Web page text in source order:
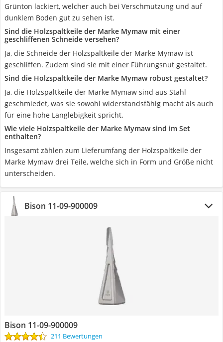
Grünton lackiert, welcher auch bei Verschmutzung und auf
dunklem Boden gut zu sehen ist.
Sind die Holzspaltkeile der Marke Mymaw mit einer
geschliffenen Schneide versehen?
Ja, die Schneide der Holzspaltkeile der Marke Mymaw ist
geschliffen. Zudem sind sie mit einer Führungsnut gestaltet.
Sind die Holzspaltkeile der Marke Mymaw robust gestaltet?
Ja, die Holzspaltkeile der Marke Mymaw sind aus Stahl
geschmiedet, was sie sowohl widerstandsfähig macht als auch
für eine hohe Langlebigkeit spricht.
Wie viele Holzspaltkeile der Marke Mymaw sind im Set
enthalten?
Insgesamt zählen zum Lieferumfang der Holzspaltkeile der
Marke Mymaw drei Teile, welche sich in Form und Größe nicht
unterscheiden.
Bison 11-09-900009
Bison 11-09-900009
211 Bewertungen